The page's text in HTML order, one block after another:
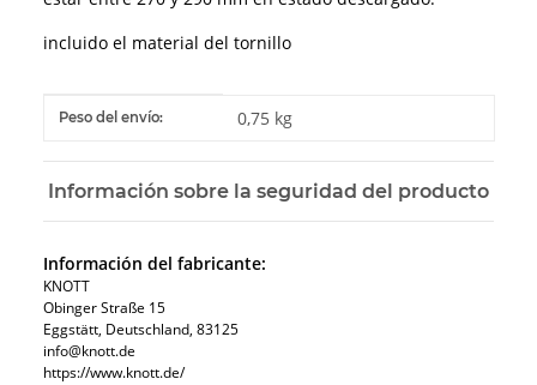
incluido el material del tornillo
#productDetails.itemInformation#
#productDetails.itemValue#
Peso del envío: 0,75 kg
Información sobre la seguridad del producto
Información del fabricante:
KNOTT
Obinger Straße 15
Eggstätt, Deutschland, 83125
info@knott.de
https://www.knott.de/